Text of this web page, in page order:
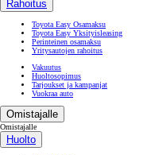
Rahoitus
Toyota Easy Osamaksu
Toyota Easy Yksityisleasing
Perinteinen osamaksu
Yritysautojen rahoitus
Vakuutus
Huoltosopimus
Tarjoukset ja kampanjat
Vuokraa auto
Omistajalle
Omistajalle
Huolto